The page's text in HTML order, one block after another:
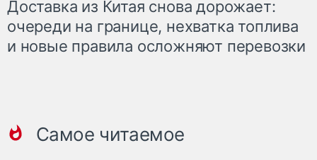
Доставка из Китая снова дорожает:
очереди на границе, нехватка топлива
и новые правила осложняют перевозки
Самое читаемое